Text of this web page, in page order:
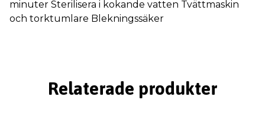
minuter Sterilisera i kokande vatten Tvättmaskin
och torktumlare Blekningssäker
Relaterade produkter